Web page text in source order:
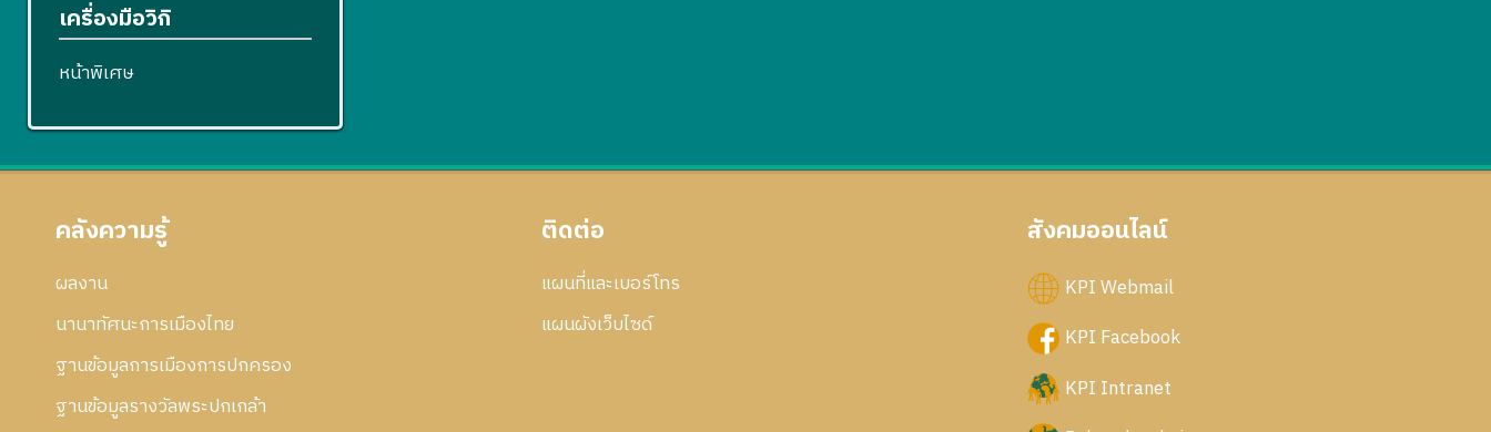
เครื่องมือวิกิ
หน้าพิเศษ
คลังความรู้
ผลงาน
นานาทัศนะการเมืองไทย
ฐานข้อมูลการเมืองการปกครอง
ฐานข้อมูลรางวัลพระปกเกล้า
ติดต่อ
แผนที่และเบอร์โทร
แผนผังเว็บไซด์
สังคมออนไลน์
KPI Webmail
KPI Facebook
KPI Intranet